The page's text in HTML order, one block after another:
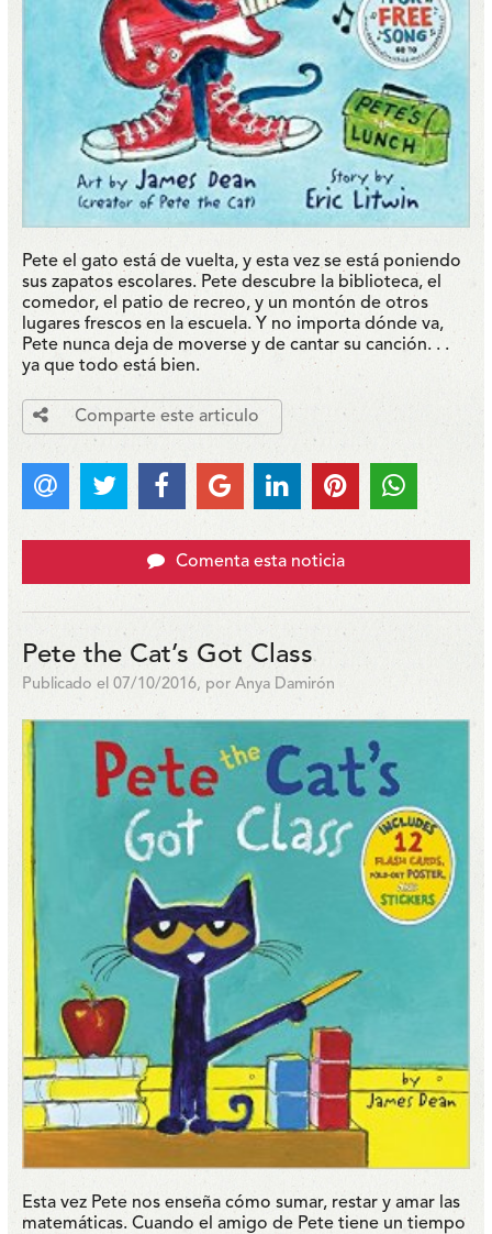
Pete el gato está de vuelta, y esta vez se está poniendo
sus zapatos escolares. Pete descubre la biblioteca, el
comedor, el patio de recreo, y un montón de otros
lugares frescos en la escuela. Y no importa dónde va,
Pete nunca deja de moverse y de cantar su canción. . .
ya que todo está bien.
Comparte este articulo
Comenta esta noticia
Pete the Cat’s Got Class
Publicado el 07/10/2016, por Anya Damirón
Esta vez Pete nos enseña cómo sumar, restar y amar las
matemáticas. Cuando el amigo de Pete tiene un tiempo